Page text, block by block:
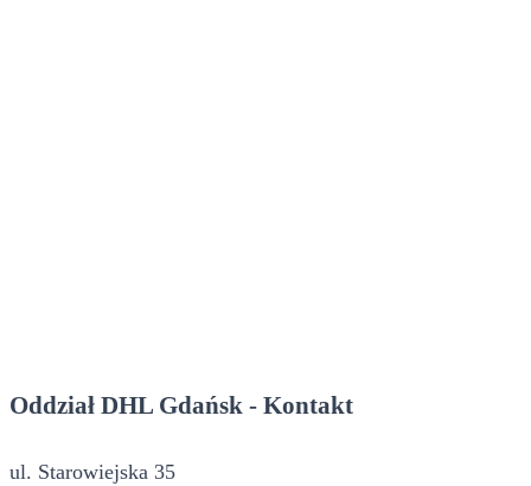
Oddział DHL Gdańsk - Kontakt
ul. Starowiejska 35